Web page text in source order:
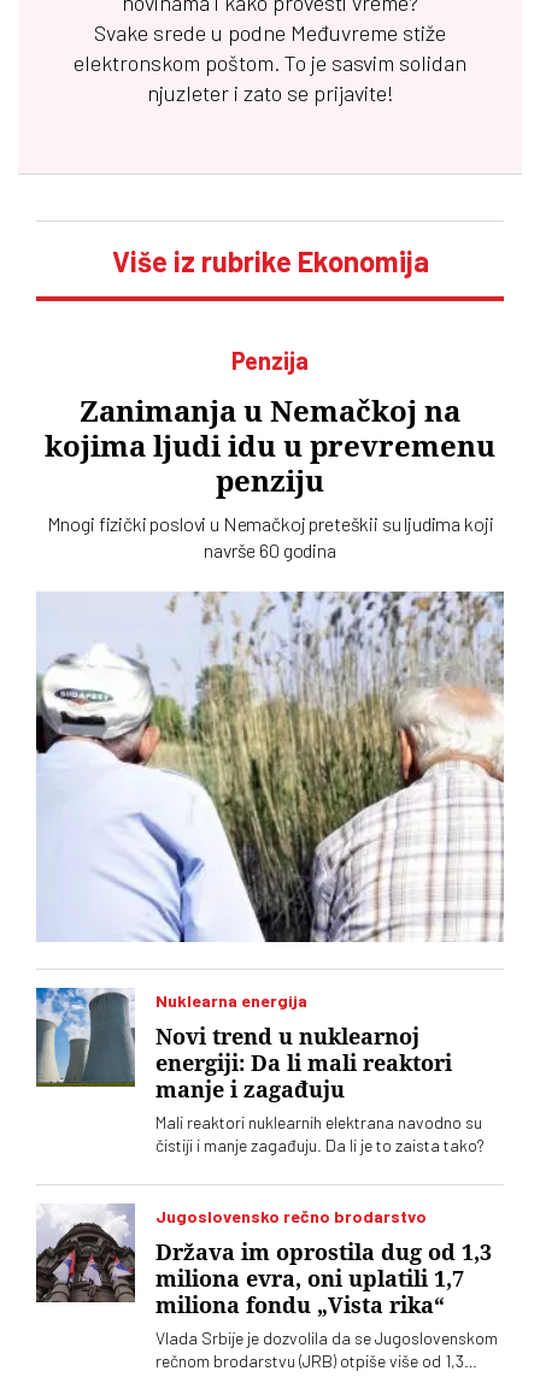
Svake srede u podne Međuvreme stiže
elektronskom poštom. To je sasvim solidan
njuzleter i zato se prijavite!
Više iz rubrike Ekonomija
Penzija
Zanimanja u Nemačkoj na
kojima ljudi idu u prevremenu
penziju
Mnogi fizički poslovi u Nemačkoj preteškii su ljudima koji
navrše 60 godina
Nuklearna energija
Novi trend u nuklearnoj
energiji: Da li mali reaktori
manje i zagađuju
Mali reaktori nuklearnih elektrana navodno su
čistiji i manje zagađuju. Da li je to zaista tako?
Jugoslovensko rečno brodarstvo
Država im oprostila dug od 1,3
miliona evra, oni uplatili 1,7
miliona fondu „Vista rika“
Vlada Srbije je dozvolila da se Jugoslovenskom
rečnom brodarstvu (JRB) otpiše više od 1,3